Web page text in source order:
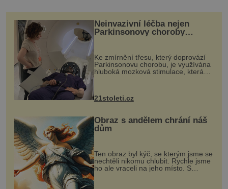
Neinvazivní léčba nejen
Parkinsonovy choroby
Ke zmírnění třesu, který doprovází
Parkinsonovu chorobu, je využívána
hluboká mozková stimulace, která
však vyžaduje vysoce invazivní
zákrok. Ultrazvuk zase není vhodný
k dostatečně přesnému zacílení ...
21stoleti.cz
Obraz s andělem chrání náš
dům
Ten obraz byl kýč, se kterým jsme se
nechtěli nikomu chlubit. Rychle jsme
ho ale vraceli na jeho místo. S
manželem Vaškem jsme si pořídili
chaloupku, takový domek na severu